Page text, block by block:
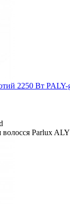
2250 Вт PALY-
Parlux